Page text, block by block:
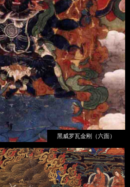
黑威罗瓦金刚（六面）